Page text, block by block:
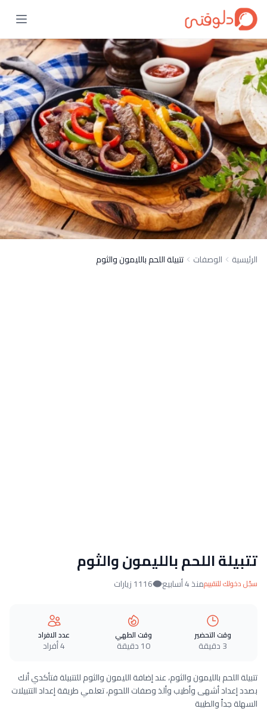
الرئيسية الوصفات تتبيلة اللحم بالليمون والثوم
تتبيلة اللحم بالليمون والثوم
سجّل دخولك للتقييممنذ 4 أسابيع 1116 زيارات
وقت التحضير
3 دقيقة
وقت الطهي
10 دقيقة
عدد الافراد
4 أفراد
تتبيلة اللحم بالليمون والثوم، عند إضافة الليمون والثوم للتتبيلة فتأكدي أنك
بصدد إعداد أشهى وأطيب وألذ وصفات اللحوم، تعلمي طريقة إعداد التتبيلات
السهلة جداً والطيبة